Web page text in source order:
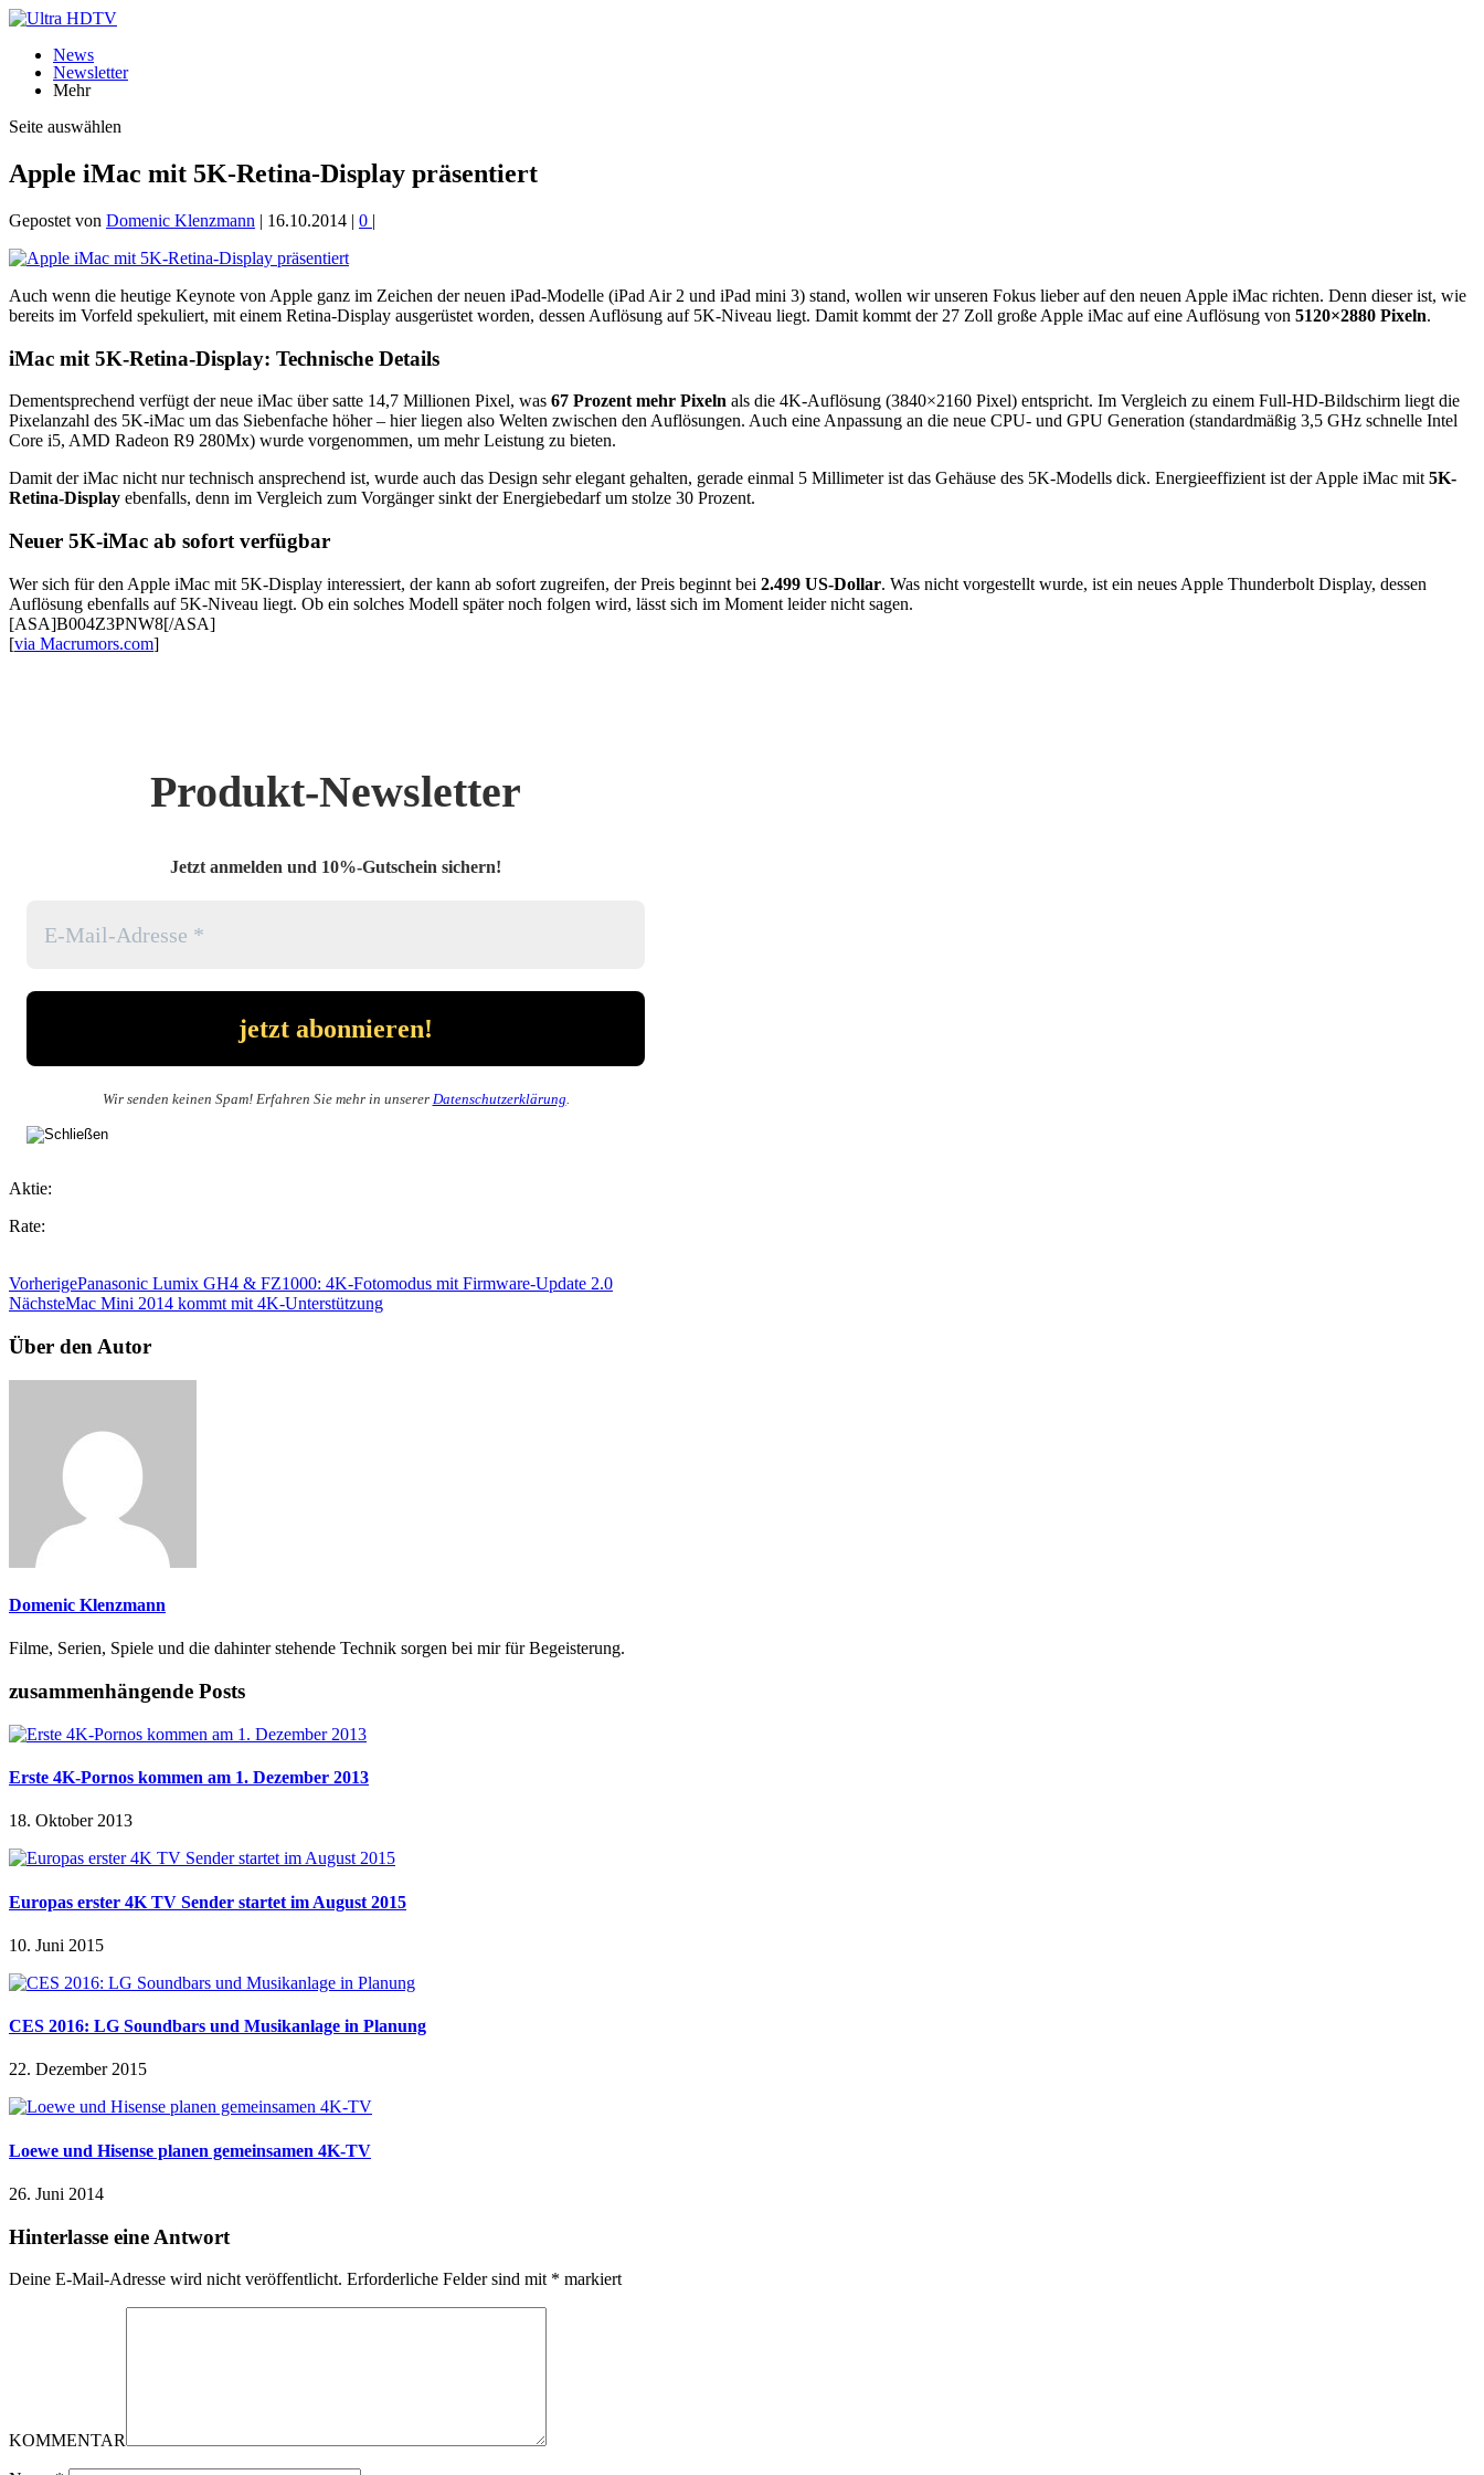
News
Newsletter
Mehr
Seite auswählen
Apple iMac mit 5K-Retina-Display präsentiert
Gepostet von Domenic Klenzmann | 16.10.2014 | 0 |
Auch wenn die heutige Keynote von Apple ganz im Zeichen der neuen iPad-Modelle (iPad Air 2 und iPad mini 3) stand, wollen wir unseren Fokus lieber auf den neuen Apple iMac richten. Denn dieser ist, wie
bereits im Vorfeld spekuliert, mit einem Retina-Display ausgerüstet worden, dessen Auflösung auf 5K-Niveau liegt. Damit kommt der 27 Zoll große Apple iMac auf eine Auflösung von 5120×2880 Pixeln.
iMac mit 5K-Retina-Display: Technische Details
Dementsprechend verfügt der neue iMac über satte 14,7 Millionen Pixel, was 67 Prozent mehr Pixeln als die 4K-Auflösung (3840×2160 Pixel) entspricht. Im Vergleich zu einem Full-HD-Bildschirm liegt die
Pixelanzahl des 5K-iMac um das Siebenfache höher – hier liegen also Welten zwischen den Auflösungen. Auch eine Anpassung an die neue CPU- und GPU Generation (standardmäßig 3,5 GHz schnelle Intel
Core i5, AMD Radeon R9 280Mx) wurde vorgenommen, um mehr Leistung zu bieten.
Damit der iMac nicht nur technisch ansprechend ist, wurde auch das Design sehr elegant gehalten, gerade einmal 5 Millimeter ist das Gehäuse des 5K-Modells dick. Energieeffizient ist der Apple iMac mit 5K-
Retina-Display ebenfalls, denn im Vergleich zum Vorgänger sinkt der Energiebedarf um stolze 30 Prozent.
Neuer 5K-iMac ab sofort verfügbar
Wer sich für den Apple iMac mit 5K-Display interessiert, der kann ab sofort zugreifen, der Preis beginnt bei 2.499 US-Dollar. Was nicht vorgestellt wurde, ist ein neues Apple Thunderbolt Display, dessen
Auflösung ebenfalls auf 5K-Niveau liegt. Ob ein solches Modell später noch folgen wird, lässt sich im Moment leider nicht sagen.
[ASA]B004Z3PNW8[/ASA]
[via Macrumors.com]
Produkt-Newsletter
Jetzt anmelden und 10%-Gutschein sichern!
Wir senden keinen Spam! Erfahren Sie mehr in unserer Datenschutzerklärung.
Aktie:
Rate:
VorherigePanasonic Lumix GH4 & FZ1000: 4K-Fotomodus mit Firmware-Update 2.0
NächsteMac Mini 2014 kommt mit 4K-Unterstützung
Über den Autor
Domenic Klenzmann
Filme, Serien, Spiele und die dahinter stehende Technik sorgen bei mir für Begeisterung.
zusammenhängende Posts
Erste 4K-Pornos kommen am 1. Dezember 2013
18. Oktober 2013
Europas erster 4K TV Sender startet im August 2015
10. Juni 2015
CES 2016: LG Soundbars und Musikanlage in Planung
22. Dezember 2015
Loewe und Hisense planen gemeinsamen 4K-TV
26. Juni 2014
Hinterlasse eine Antwort
Deine E-Mail-Adresse wird nicht veröffentlicht. Erforderliche Felder sind mit * markiert
KOMMENTAR